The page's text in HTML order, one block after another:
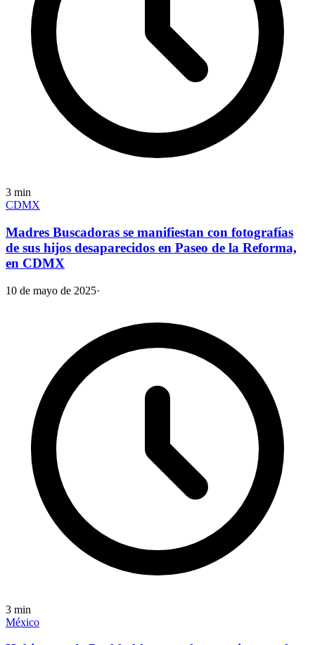
3 min
CDMX
Madres Buscadoras se manifiestan con fotografías
de sus hijos desaparecidos en Paseo de la Reforma,
en CDMX
10 de mayo de 2025·
3 min
México